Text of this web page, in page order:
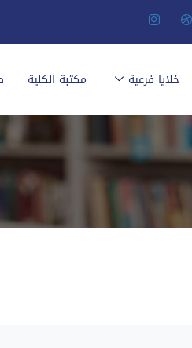
خلايا فرعية مكتبة الكلية